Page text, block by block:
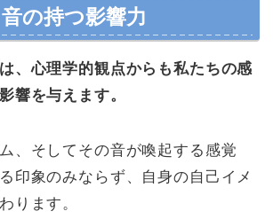
音の持つ影響力
、心理学的観点からも私たちの感
響を与えます。
、そしてその音が喚起する感覚
印象のみならず、自身の自己イメ
ります。